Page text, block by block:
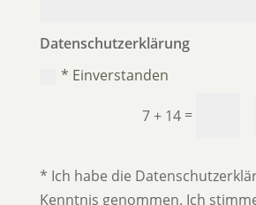
Datenschutzerklärung
* Einverstanden
7 + 14 =
* Ich habe die
Kenntnis genommen. Ich